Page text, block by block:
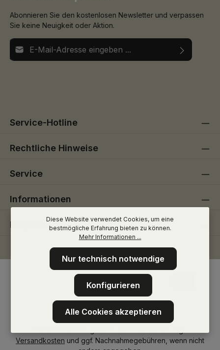
Abonnieren Sie den kostenlosen Newsletter und verpassen
Sie keine Neuigkeit oder Aktion.
E-Mail-Adresse*
Service-Hotline
Rechtliche Hinweise
Service
Informationen
Folge uns
Versandkosten und ggf. Nachnahmegebühren, wenn nicht
Diese Website verwendet Cookies, um eine
bestmögliche Erfahrung bieten zu können.
Mehr Informationen ...
Nur technisch notwendige
Konfigurieren
Alle Cookies akzeptieren